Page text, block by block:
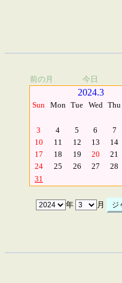
前の月 今日
2024.3
Sun Mon Tue Wed Thu
3
4 5 6 7
10
11 12 13 14
17
18 19 20 21
24
25 26 27 28
31
年 月